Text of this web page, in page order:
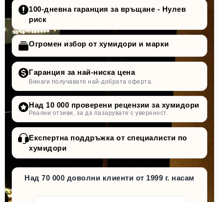
100-дневна гаранция за връщане - Нулев
риск
Огромен избор от хумидори и марки
Гаранция за най-ниска цена
Винаги получавате най-добрата оферта.
Над 10 000 проверени рецензии за хумидори
Реални отзиви, за да пазарувате с увереност.
Експертна поддръжка от специалисти по
хумидори
Над 70 000 доволни клиенти от 1999 г. насам